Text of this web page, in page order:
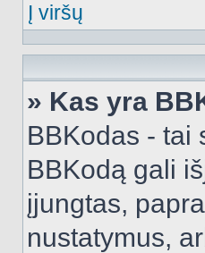
Į viršų
» Kas yra
BBKodas - tai
BBKodą gali
įjungtas,
nustatymus,